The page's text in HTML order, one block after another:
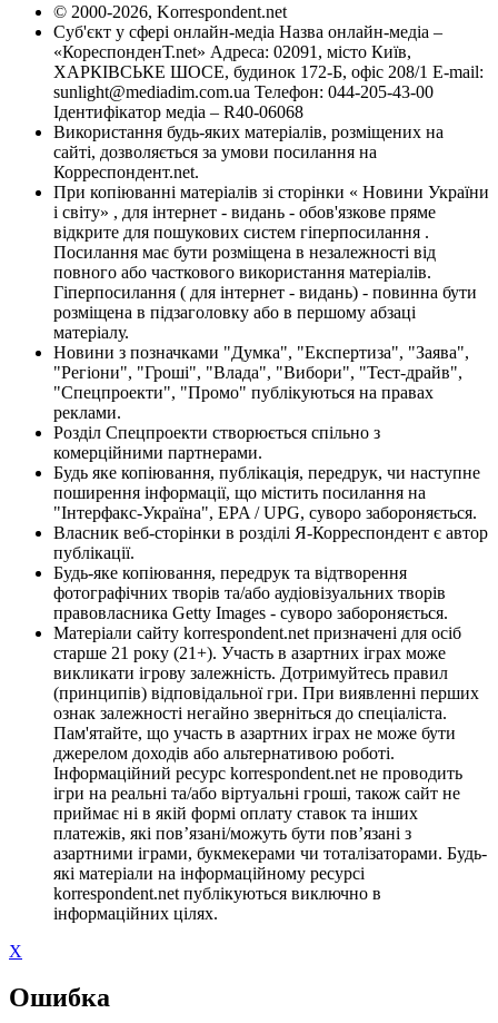
© 2000-2026, Korrespondent.net
Суб'єкт у сфері онлайн-медіа Назва онлайн-медіа –
«КореспонденТ.net» Адреса: 02091, місто Київ,
ХАРКІВСЬКЕ ШОСЕ, будинок 172-Б, офіс 208/1 E-mail:
sunlight@mediadim.com.ua Телефон: 044-205-43-00
Ідентифікатор медіа – R40-06068
Використання будь-яких матеріалів, розміщених на
сайті, дозволяється за умови посилання на
Корреспондент.net.
При копіюванні матеріалів зі сторінки « Новини України
і світу» , для інтернет - видань - обов'язкове пряме
відкрите для пошукових систем гіперпосилання .
Посилання має бути розміщена в незалежності від
повного або часткового використання матеріалів.
Гіперпосилання ( для інтернет - видань) - повинна бути
розміщена в підзаголовку або в першому абзаці
матеріалу.
Новини з позначками "Думка", "Експертиза", "Заява",
"Регіони", "Гроші", "Влада", "Вибори", "Тест-драйв",
"Спецпроекти", "Промо" публікуються на правах
реклами.
Розділ Спецпроекти створюється спільно з
комерційними партнерами.
Будь яке копіювання, публікація, передрук, чи наступне
поширення інформації, що містить посилання на
"Інтерфакс-Україна", EPA / UPG, суворо забороняється.
Власник веб-сторінки в розділі Я-Корреспондент є автор
публікації.
Будь-яке копіювання, передрук та відтворення
фотографічних творів та/або аудіовізуальних творів
правовласника Getty Images - суворо забороняється.
Матеріали сайту korrespondent.net призначені для осіб
старше 21 року (21+). Участь в азартних іграх може
викликати ігрову залежність. Дотримуйтесь правил
(принципів) відповідальної гри. При виявленні перших
ознак залежності негайно зверніться до спеціаліста.
Пам'ятайте, що участь в азартних іграх не може бути
джерелом доходів або альтернативою роботі.
Інформаційний ресурс korrespondent.net не проводить
ігри на реальні та/або віртуальні гроші, також сайт не
приймає ні в якій формі оплату ставок та інших
платежів, які пов’язані/можуть бути пов’язані з
азартними іграми, букмекерами чи тоталізаторами. Будь-
які матеріали на інформаційному ресурсі
korrespondent.net публікуються виключно в
інформаційних цілях.
X
Ошибка